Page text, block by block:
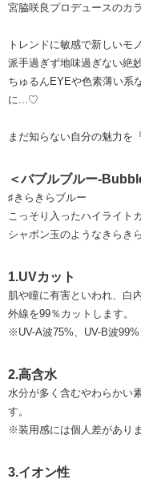
宮脇咲良プロデュースのカ
トレンドに敏感で新しいモ
派手過ぎず地味過ぎない絶
ちゅるんEYEや色素薄い系
に...♡
まだ知らない自分の魅力を
＜バブルブルー-
♯きらきらブルー
こっそり入ったハイライト
シャボン玉のようなきらき
1.UVカット
肌や瞳に有害といわれ、白
外線を99％カットします。
※UV-A波75%、UV-B波99%
2.高含水
水分が多く含むやわらかい
す。
※装用感には個人差がありま
3.イオン性